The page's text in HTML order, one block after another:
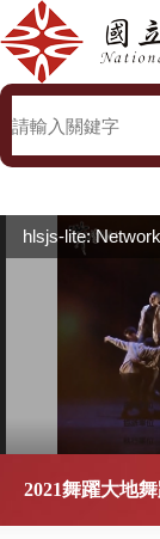
hlsjs-lite:
2021舞躍大地